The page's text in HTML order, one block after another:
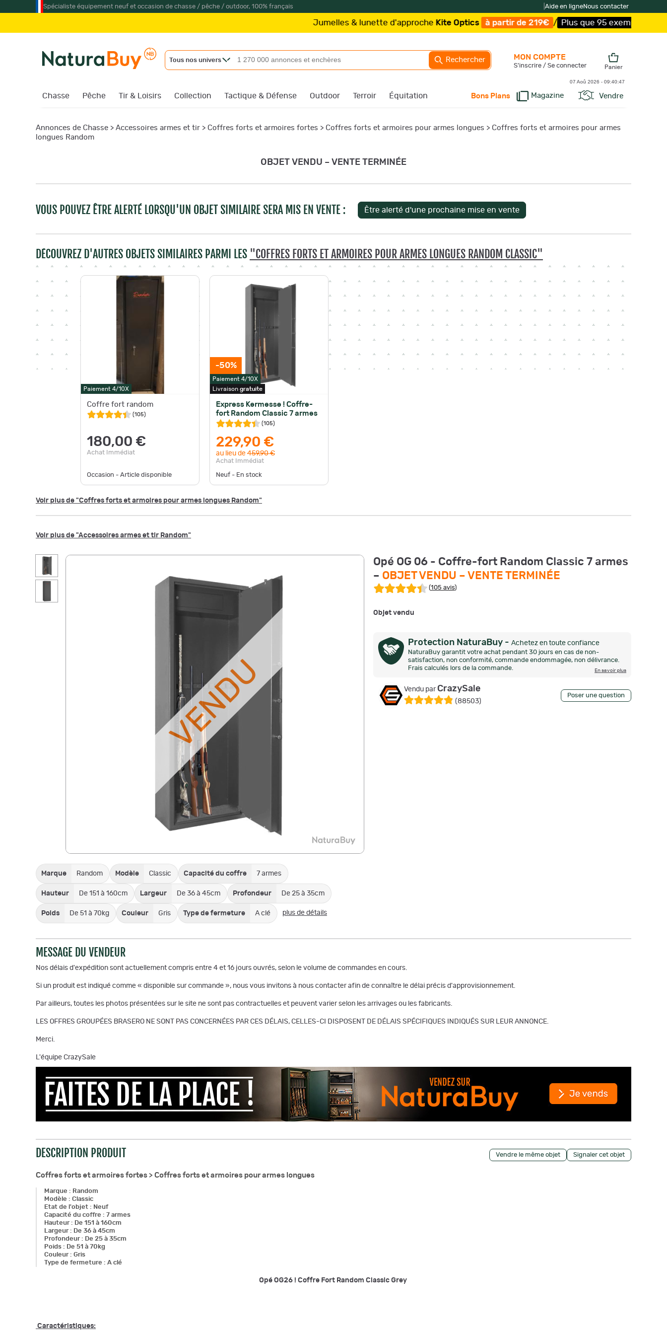
Spécialiste équipement neuf et occasion de chasse / pêche / outdoor, 100% français Aide en ligneNous contacter
Jumelles & lunette d'approcheKite Optics à partir de 219€ / Plus que 95 exemplaires ! /Livraison
Tous nos univers Rechercher
Chasse Pêche Tir & Loisirs Collection Tactique & Défense Outdoor Terroir Équitation Bons Plans Magazine Vendre
MON COMPTE
S'inscrire / Se connecter Panier
07 Aoû 2026 - 09:40:48
Annonces de Chasse > Accessoires armes et tir > Coffres forts et armoires fortes > Coffres forts et armoires pour armes longues > Coffres forts et armoires pour armes
longues Random
OBJET VENDU – VENTE TERMINÉE
VOUS POUVEZ ÊTRE ALERTÉ LORSQU'UN OBJET SIMILAIRE SERA MIS EN VENTE :
DÉCOUVREZ D'AUTRES OBJETS SIMILAIRES PARMI LES "COFFRES FORTS ET ARMOIRES POUR ARMES LONGUES RANDOM CLASSIC"
Paiement 4/10X
Coffre fort random
(105)
180,00 €
Achat Immédiat
Occasion - Article disponible
-50%
Paiement 4/10X
Livraison gratuite
Express Kermesse ! Coffre-
fort Random Classic 7 armes
(105)
229,90 €
au lieu de 459,90 €
Achat Immédiat
Neuf - En stock
Voir plus de "Coffres forts et armoires pour armes longues Random"
Voir plus de "Accessoires armes et tir Random"
VENDU
Marque Random Modèle Classic Capacité du coffre 7 armes
Hauteur De 151 à 160cm Largeur De 36 à 45cm Profondeur De 25 à 35cm
Poids De 51 à 70kg Couleur Gris Type de fermeture A clé plus de détails
Opé OG 06 - Coffre-fort Random Classic 7 armes
– OBJET VENDU – VENTE TERMINÉE
(105 avis)
Objet vendu
Protection NaturaBuy - Achetez en toute confiance
NaturaBuy garantit votre achat pendant 30 jours en cas de non-
satisfaction, non conformité, commande endommagée, non délivrance.
Frais calculés lors de la commande.
En savoir plus
Vendu par CrazySale
(88503)
Poser une question
MESSAGE DU VENDEUR
Nos délais d'expédition sont actuellement compris entre 4 et 16 jours ouvrés, selon le volume de commandes en cours.
Si un produit est indiqué comme « disponible sur commande », nous vous invitons à nous contacter afin de connaître le délai précis d'approvisionnement.
Par ailleurs, toutes les photos présentées sur le site ne sont pas contractuelles et peuvent varier selon les arrivages ou les fabricants.
LES OFFRES GROUPÉES BRASERO NE SONT PAS CONCERNÉES PAR CES DÉLAIS, CELLES-CI DISPOSENT DE DÉLAIS SPÉCIFIQUES INDIQUÉS SUR LEUR ANNONCE.
Merci.
L'équipe CrazySale
Vendre le même objet Signaler cet objet
DESCRIPTION PRODUIT
Coffres forts et armoires fortes > Coffres forts et armoires pour armes longues
Marque : Random
Modèle : Classic
Etat de l'objet : Neuf
Capacité du coffre : 7 armes
Hauteur: De 151 à 160cm
Largeur: De 36 à 45cm
Profondeur: De 25 à 35cm
Poids : De 51 à 70kg
Couleur: Gris
Type de fermeture : A clé
Opé OG26 ! Coffre Fort Random Classic Grey
Caractéristiques: